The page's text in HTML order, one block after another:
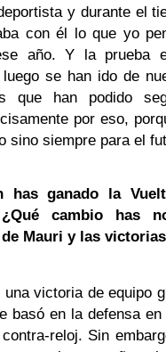
y durante el
con él lo que yo
año. Y la prueba
se han ido de
que han podido
por eso,
sino siempre para el
has ganado la
¿Qué cambio has
Mauri y las
una victoria de equipo
basó en la defensa
reloj. Sin